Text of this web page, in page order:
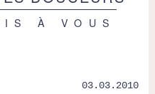
À VOUS
03.03.2010